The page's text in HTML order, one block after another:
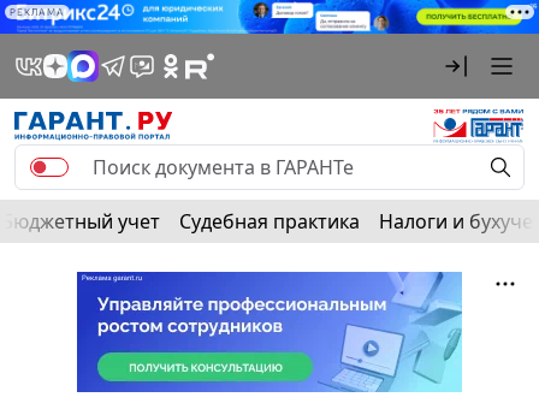
РЕКЛАМА
Бюджетный учет Судебная практика Налоги и